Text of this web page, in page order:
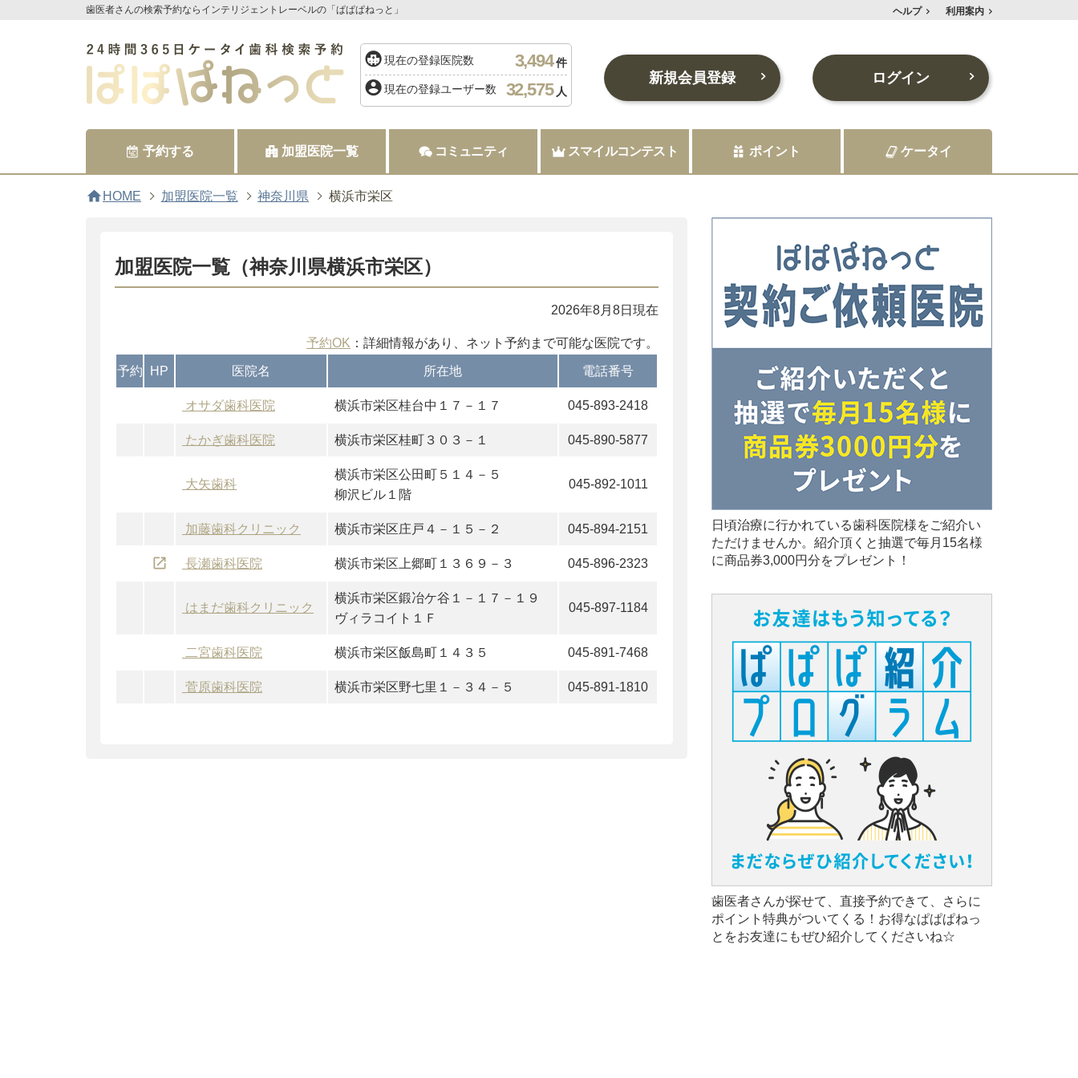
歯医者さんの検索予約ならインテリジェントレーベルの「ぱぱぱねっと」 ヘルプ 利用案内
現在の登録医院数 3,494件
現在の登録ユーザー数 32,575 人
新規会員登録 ログイン
予約する 加盟医院一覧 コミュニティ スマイルコンテスト ポイント ケータイ
home HOME 加盟医院一覧 神奈川県 横浜市栄区
加盟医院一覧（神奈川県横浜市栄区）
2026年8月8日現在
予約OK ：詳細情報があり、ネット予約まで可能な医院です。
予約 HP 医院名 所在地 電話番号
オサダ歯科医院 横浜市栄区桂台中１７－１７ 045-893-2418
たかぎ歯科医院 横浜市栄区桂町３０３－１ 045-890-5877
大矢歯科
横浜市栄区公田町５１４－５
柳沢ビル１階
045-892-1011
加藤歯科クリニック 横浜市栄区庄戸４－１５－２ 045-894-2151
launch 長瀬歯科医院 横浜市栄区上郷町１３６９－３ 045-896-2323
はまだ歯科クリニック
横浜市栄区鍛冶ケ谷１－１７－１９
ヴィラコイト１Ｆ
045-897-1184
二宮歯科医院 横浜市栄区飯島町１４３５ 045-891-7468
菅原歯科医院 横浜市栄区野七里１－３４－５ 045-891-1810
日頃治療に行かれている歯科医院様をご紹介い
ただけませんか。紹介頂くと抽選で毎月15名様
に商品券3,000円分をプレゼント！
歯医者さんが探せて、直接予約できて、さらに
ポイント特典がついてくる！お得なぱぱぱねっ
とをお友達にもぜひ紹介してくださいね☆